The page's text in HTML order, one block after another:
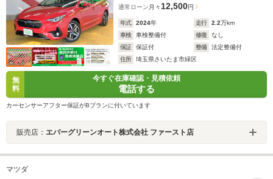
通常ローン 月々 12,500円
年式 2024年 走行 2.2万km
車検
車検整備付 修復
なし
保証
保証付 整備
法定整備付
住所
埼玉県さいたま市緑区
無
料
今すぐ在庫確認・見積依頼
電話する
カーセンサーアフター保証がBプランに付いています
販売店： エバーグリーンオート株式会社 ファースト店
マツダ